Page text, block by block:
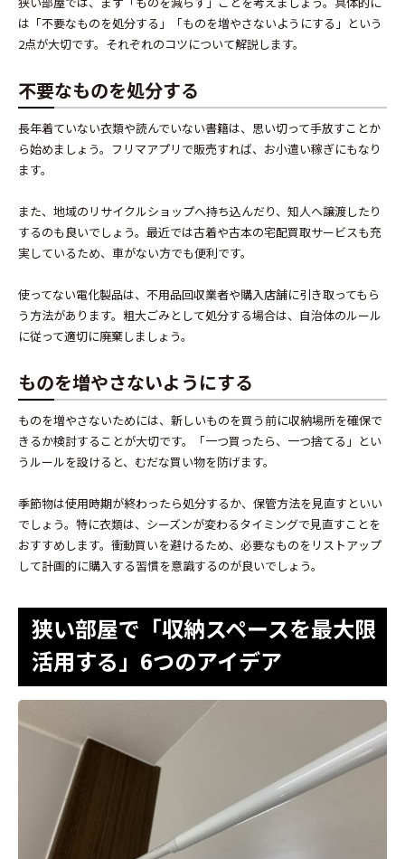
は「不要なものを処分する」「ものを増やさないようにする」という
2点が大切です。それぞれのコツについて解説します。
不要なものを処分する
長年着ていない衣類や読んでいない書籍は、思い切って手放すことか
ら始めましょう。フリマアプリで販売すれば、お小遣い稼ぎにもなり
ます。
また、地域のリサイクルショップへ持ち込んだり、知人へ譲渡したり
するのも良いでしょう。最近では古着や古本の宅配買取サービスも充
実しているため、車がない方でも便利です。
使ってない電化製品は、不用品回収業者や購入店舗に引き取ってもら
う方法があります。粗大ごみとして処分する場合は、自治体のルール
に従って適切に廃棄しましょう。
ものを増やさないようにする
ものを増やさないためには、新しいものを買う前に収納場所を確保で
きるか検討することが大切です。「一つ買ったら、一つ捨てる」とい
うルールを設けると、むだな買い物を防げます。
季節物は使用時期が終わったら処分するか、保管方法を見直すといい
でしょう。特に衣類は、シーズンが変わるタイミングで見直すことを
おすすめします。衝動買いを避けるため、必要なものをリストアップ
して計画的に購入する習慣を意識するのが良いでしょう。
狭い部屋で「収納スペースを最大限
活用する」6つのアイデア